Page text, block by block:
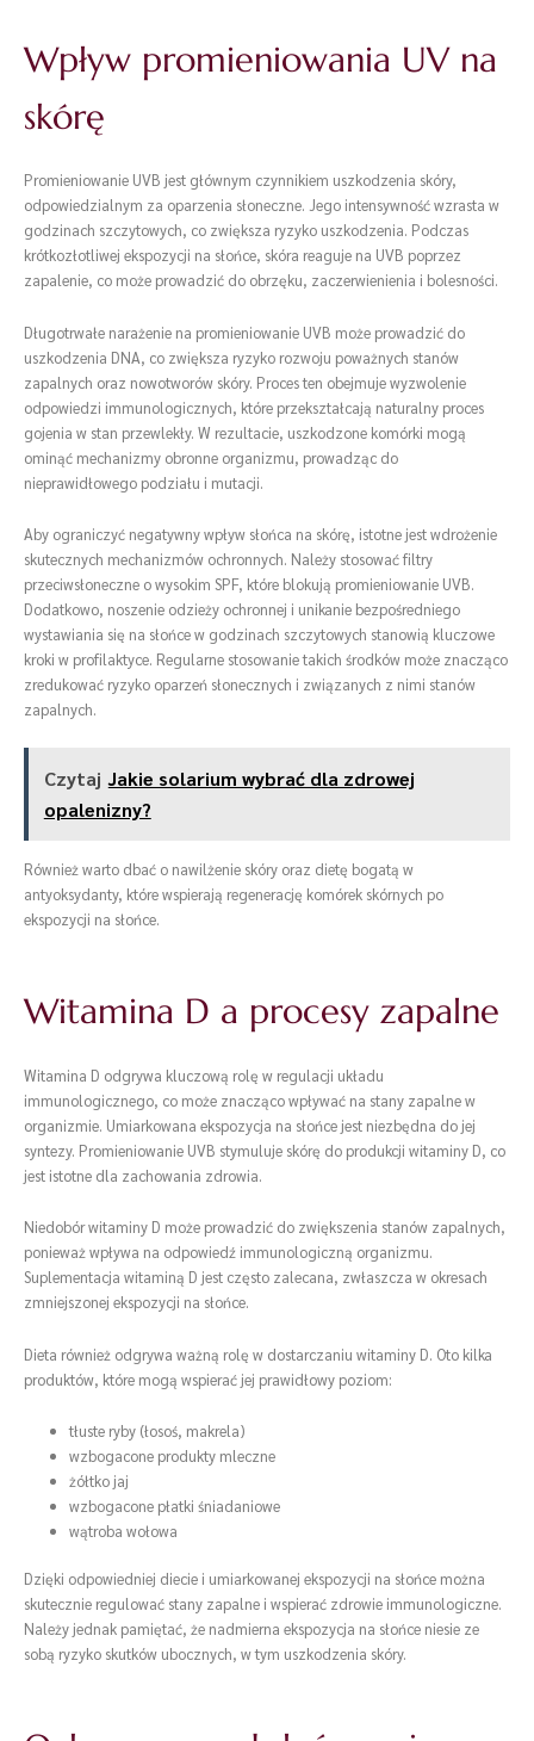
Wpływ promieniowania UV na
skórę
Promieniowanie UVB jest głównym czynnikiem uszkodzenia skóry,
odpowiedzialnym za oparzenia słoneczne. Jego intensywność wzrasta w
godzinach szczytowych, co zwiększa ryzyko uszkodzenia. Podczas
krótkozłotliwej ekspozycji na słońce, skóra reaguje na UVB poprzez
zapalenie, co może prowadzić do obrzęku, zaczerwienienia i bolesności.
Długotrwałe narażenie na promieniowanie UVB może prowadzić do
uszkodzenia DNA, co zwiększa ryzyko rozwoju poważnych stanów
zapalnych oraz nowotworów skóry. Proces ten obejmuje wyzwolenie
odpowiedzi immunologicznych, które przekształcają naturalny proces
gojenia w stan przewlekły. W rezultacie, uszkodzone komórki mogą
ominąć mechanizmy obronne organizmu, prowadząc do
nieprawidłowego podziału i mutacji.
Aby ograniczyć negatywny wpływ słońca na skórę, istotne jest wdrożenie
skutecznych mechanizmów ochronnych. Należy stosować filtry
przeciwsłoneczne o wysokim SPF, które blokują promieniowanie UVB.
Dodatkowo, noszenie odzieży ochronnej i unikanie bezpośredniego
wystawiania się na słońce w godzinach szczytowych stanowią kluczowe
kroki w profilaktyce. Regularne stosowanie takich środków może znacząco
zredukować ryzyko oparzeń słonecznych i związanych z nimi stanów
zapalnych.
Czytaj Jakie solarium wybrać dla zdrowej
opalenizny?
Również warto dbać o nawilżenie skóry oraz dietę bogatą w
antyoksydanty, które wspierają regenerację komórek skórnych po
ekspozycji na słońce.
Witamina D a procesy zapalne
Witamina D odgrywa kluczową rolę w regulacji układu
immunologicznego, co może znacząco wpływać na stany zapalne w
organizmie. Umiarkowana ekspozycja na słońce jest niezbędna do jej
syntezy. Promieniowanie UVB stymuluje skórę do produkcji witaminy D, co
jest istotne dla zachowania zdrowia.
Niedobór witaminy D może prowadzić do zwiększenia stanów zapalnych,
ponieważ wpływa na odpowiedź immunologiczną organizmu.
Suplementacja witaminą D jest często zalecana, zwłaszcza w okresach
zmniejszonej ekspozycji na słońce.
Dieta również odgrywa ważną rolę w dostarczaniu witaminy D. Oto kilka
produktów, które mogą wspierać jej prawidłowy poziom:
tłuste ryby (łosoś, makrela)
wzbogacone produkty mleczne
żółtko jaj
wzbogacone płatki śniadaniowe
wątroba wołowa
Dzięki odpowiedniej diecie i umiarkowanej ekspozycji na słońce można
skutecznie regulować stany zapalne i wspierać zdrowie immunologiczne.
Należy jednak pamiętać, że nadmierna ekspozycja na słońce niesie ze
sobą ryzyko skutków ubocznych, w tym uszkodzenia skóry.